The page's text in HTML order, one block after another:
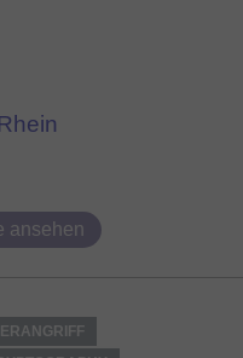
ansehen